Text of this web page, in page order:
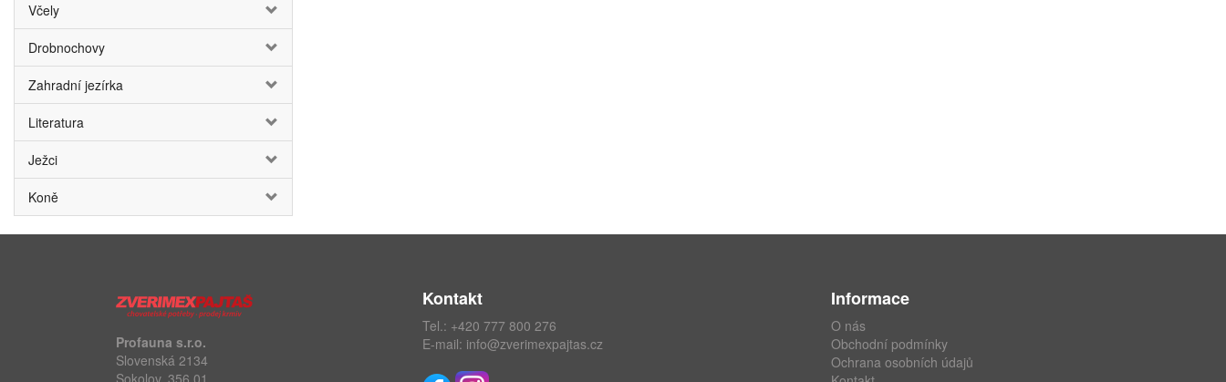
Včely
Drobnochovy
Zahradní jezírka
Literatura
Ježci
Koně
Profauna s.r.o.
Slovenská 2134
Sokolov, 356 01
Kontakt
Tel.: +420 777 800 276
E-mail: info@zverimexpajtas.cz
Informace
O nás
Obchodní podmínky
Ochrana osobních údajů